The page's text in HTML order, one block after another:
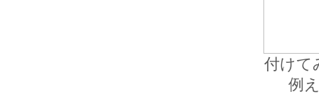
付けて
例